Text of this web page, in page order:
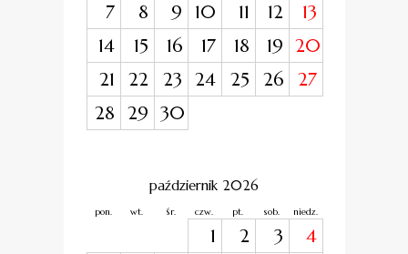
7
8 9 10 11 12
13
14
15 16 17 18 19 20
21
22 23 24 25 26
27
28 29 30
październik 2026
pon. wt. śr. czw. pt. sob. niedz.
1 2 3
4